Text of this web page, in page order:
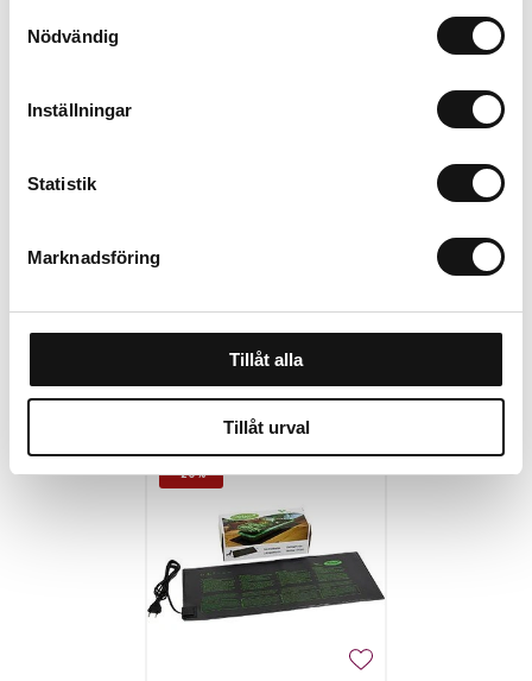
Nödvändig
Inställningar
Statistik
Marknadsföring
Tillåt alla
Tillåt urval
Rölunda Såjord EKO 8L
Finns i lager
Chrysan 1KG Substral
Personalen tipsar
-20%